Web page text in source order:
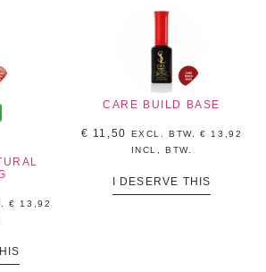
€
13,92
CARE BUILD BASE
€ 11,50 EXCL. BTW.€
13,92
INCL, BTW.
I DESERVE THIS